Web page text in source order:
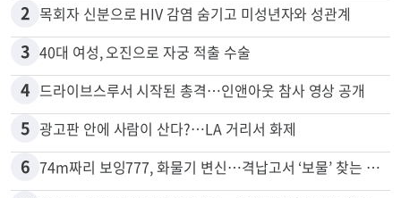
2 목회자 신분으로 HIV 감염 숨기고 미성년자와 성관계
3 40대 여성, 오진으로 자궁 적출 수술
4 드라이브스루서 시작된 총격…인앤아웃 참사 영상 공개
5 광고판 안에 사람이 산다?…LA 거리서 화제
6 74m짜리 보잉777, 화물기 변신…격납고서 ‘보물’ 찾는 인천공항